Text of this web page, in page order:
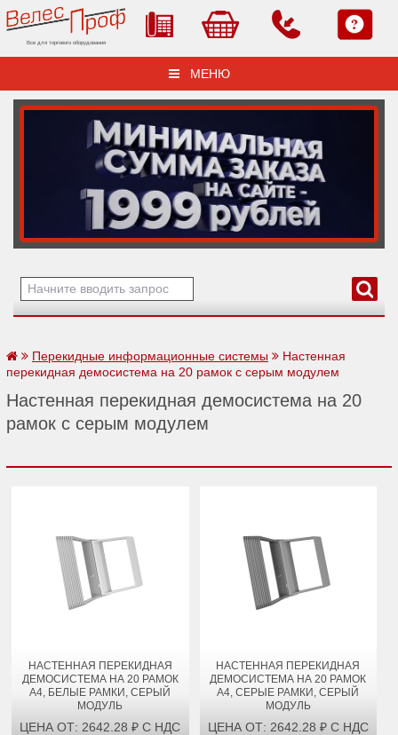
Все для торгового оборудования
МЕНЮ
Перекидные информационные системы
Настенная
перекидная демосистема на 20 рамок с серым модулем
Настенная перекидная демосистема на 20
рамок с серым модулем
НАСТЕННАЯ ПЕРЕКИДНАЯ
ДЕМОСИСТЕМА НА 20 РАМОК
А4, БЕЛЫЕ РАМКИ, СЕРЫЙ
МОДУЛЬ
ЦЕНА ОТ: 2642.28 ₽ С НДС
НАСТЕННАЯ ПЕРЕКИДНАЯ
ДЕМОСИСТЕМА НА 20 РАМОК
А4, СЕРЫЕ РАМКИ, СЕРЫЙ
МОДУЛЬ
ЦЕНА ОТ: 2642.28 ₽ С НДС